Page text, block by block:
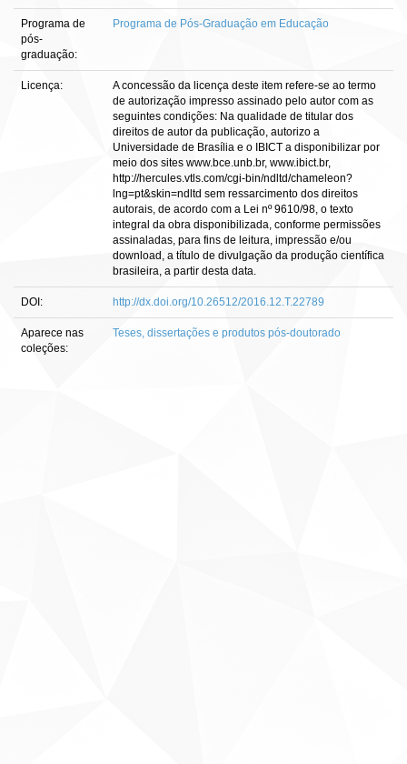
Programa de
pós-
graduação:
Programa de Pós-Graduação em Educação
Licença:
A concessão da licença deste item refere-se ao termo
de autorização impresso assinado pelo autor com as
seguintes condições: Na qualidade de titular dos
direitos de autor da publicação, autorizo a
Universidade de Brasília e o IBICT a disponibilizar por
meio dos sites www.bce.unb.br, www.ibict.br,
http://hercules.vtls.com/cgi-bin/ndltd/chameleon?
lng=pt&skin=ndltd sem ressarcimento dos direitos
autorais, de acordo com a Lei nº 9610/98, o texto
integral da obra disponibilizada, conforme permissões
assinaladas, para fins de leitura, impressão e/ou
download, a título de divulgação da produção científica
brasileira, a partir desta data.
DOI: http://dx.doi.org/10.26512/2016.12.T.22789
Aparece nas
coleções:
Teses, dissertações e produtos pós-doutorado